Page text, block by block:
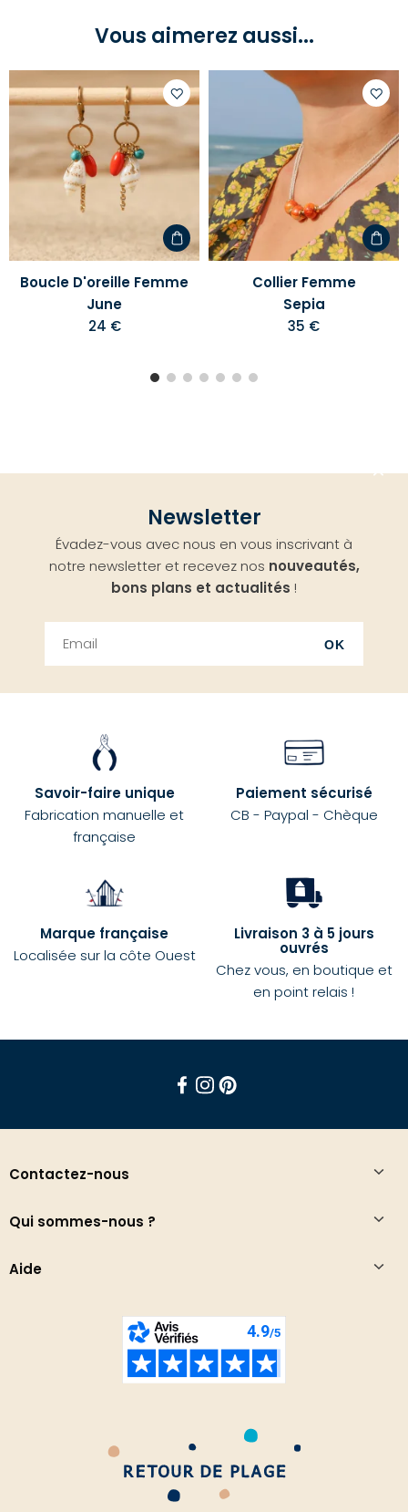
Vous aimerez aussi...
Ajouter
à
votre
d'envies
Boucle D'oreille Femme
June
24 €
votre
liste
Collier Femme
Sepia
35 €
Newsletter
Évadez-vous avec nous en vous inscrivant à
notre newsletter et recevez nos nouveautés,
bons plans et actualités !
OK
Savoir-faire unique
Fabrication manuelle et
française
Paiement sécurisé
CB - Paypal - Chèque
Marque française
Localisée sur la côte Ouest
Livraison 3 à 5 jours
ouvrés
Chez vous, en boutique et
en point relais !
Contactez-nous
Qui sommes-nous ?
Aide